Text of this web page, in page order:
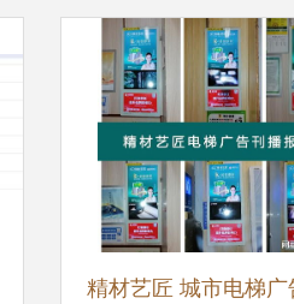
精材艺匠 城市电梯广